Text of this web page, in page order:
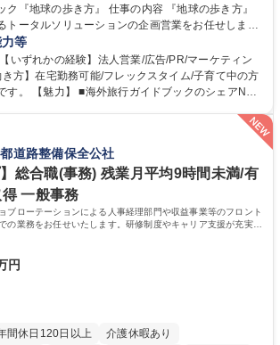
方』 仕事の内容 『地球の歩き方』
トータルソリューションの企画営業をお任せしま
観光（海外旅行、国内旅行、インバウンド）で地域
や企業です。 【業務詳細】■『地球の歩
ドブックのNo.1ブランドであり、国内旅行において
観光推進支援においても、業界を牽引する意欲的な
LUCK TRIP」は、海外旅行ガイドブックと同様
ップブランドに成長しております■旅が業務であ
上ない環境です 募集職種 【企画営業/行
支援】旅行ガイドブック『地球の歩き方』
等
いずれかの経験】法人営業/広告/PR/マーケティン
方】在宅勤務可能/フレックスタイム/子育て中の方
のシェアNo.1
■国内旅行ガイドブックは立ち上げ間もない新規事業
方」としてどう取り組むか、共に形を作るコアメン
大学院 大学 語学力： 資
道路整備保全公社
】総合職(事務) 残業月平均9時間未満/有
一般事務
ブローテーションによる人事経理部門や収益事業等のフロント
の業務をお任せいたします。研修制度やキャリア支援が充実し
細
円
間休日120日以上
介護休暇あり